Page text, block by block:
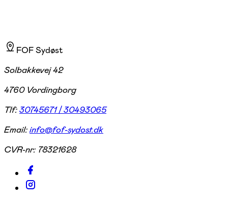
FOF Sydøst
Solbakkevej 42
4760 Vordingborg
Tlf:30745671 / 30493065
Email:info@fof-sydost.dk
CVR-nr: 78321628